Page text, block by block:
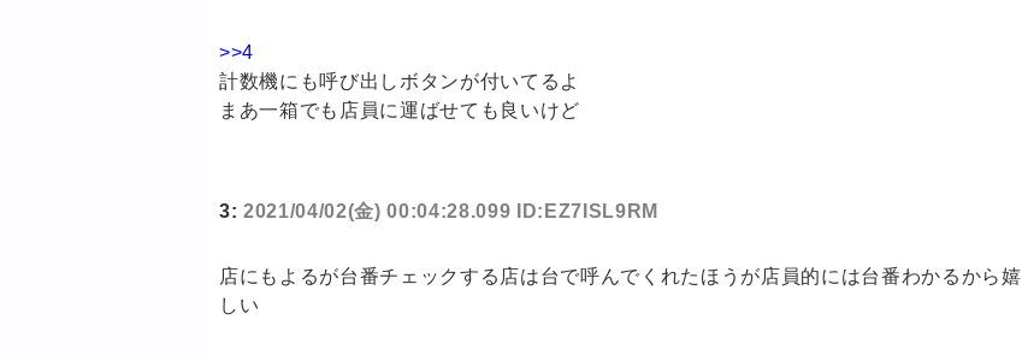
>>4
計数機にも呼び出しボタンが付いてるよ
まあ一箱でも店員に運ばせても良いけど
3: 2021/04/02(金) 00:04:28.099 ID:EZ7ISL9RM
店にもよるが台番チェックする店は台で呼んでくれたほうが店員的には台番わかるから嬉
しい